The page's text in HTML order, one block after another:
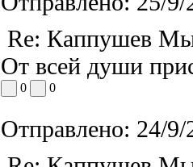
Re: Каппушев
От всей души
0 0
Отправлено: 24/